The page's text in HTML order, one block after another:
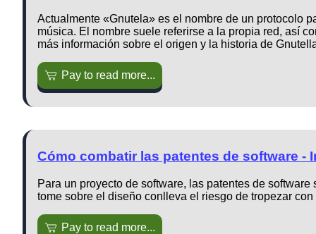
Actualmente «Gnutela» es el nombre de un protocolo
música. El nombre suele referirse a la propia red, así
más información sobre el origen y la historia de
Pay to read more...
Cómo combatir las patentes de software -
Para un proyecto de software, las patentes de
tome sobre el diseño conlleva el riesgo de tropezar
Pay to read more...